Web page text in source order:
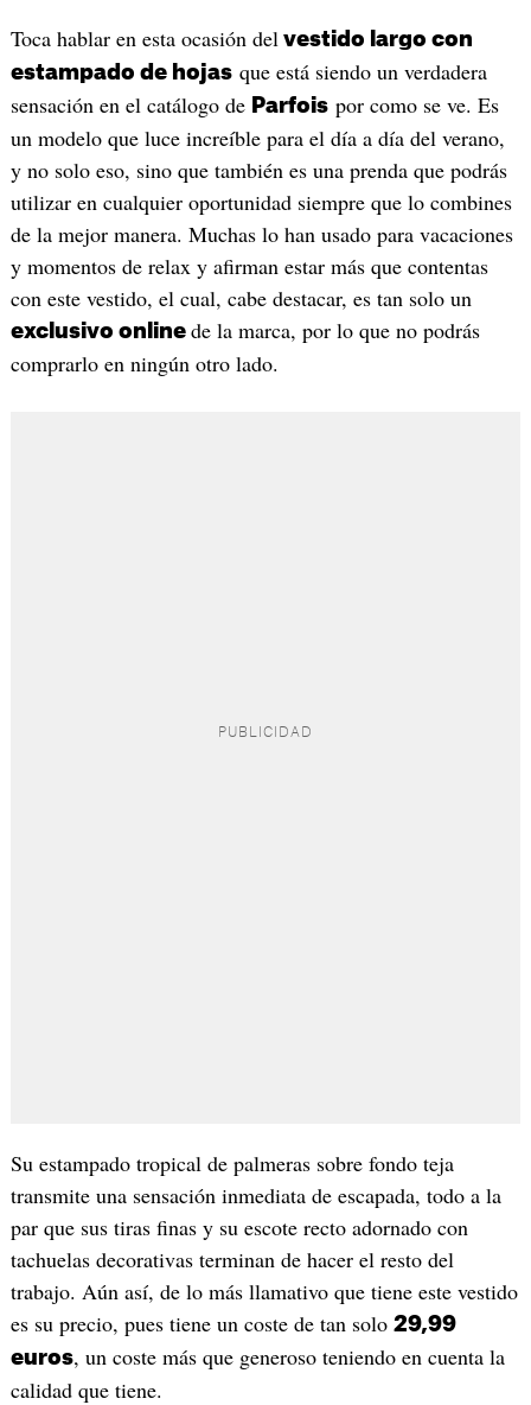
Toca hablar en esta ocasión del vestido largo con
estampado de hojasque está siendo un verdadera
sensación en el catálogo de Parfoispor como se ve. Es
un modelo que luce increíble para el día a día del verano,
y no solo eso, sino que también es una prenda que podrás
utilizar en cualquier oportunidad siempre que lo combines
de la mejor manera. Muchas lo han usado para vacaciones
y momentos de relax y afirman estar más que contentas
con este vestido, el cual, cabe destacar, es tan solo un
exclusivo online de la marca, por lo que no podrás
comprarlo en ningún otro lado.
Su estampado tropical de palmeras sobre fondo teja
transmite una sensación inmediata de escapada, todo a la
par que sus tiras finas y su escote recto adornado con
tachuelas decorativas terminan de hacer el resto del
trabajo. Aún así, de lo más llamativo que tiene este vestido
es su precio, pues tiene un coste de tan solo 29,99
euros, un coste más que generoso teniendo en cuenta la
calidad que tiene.